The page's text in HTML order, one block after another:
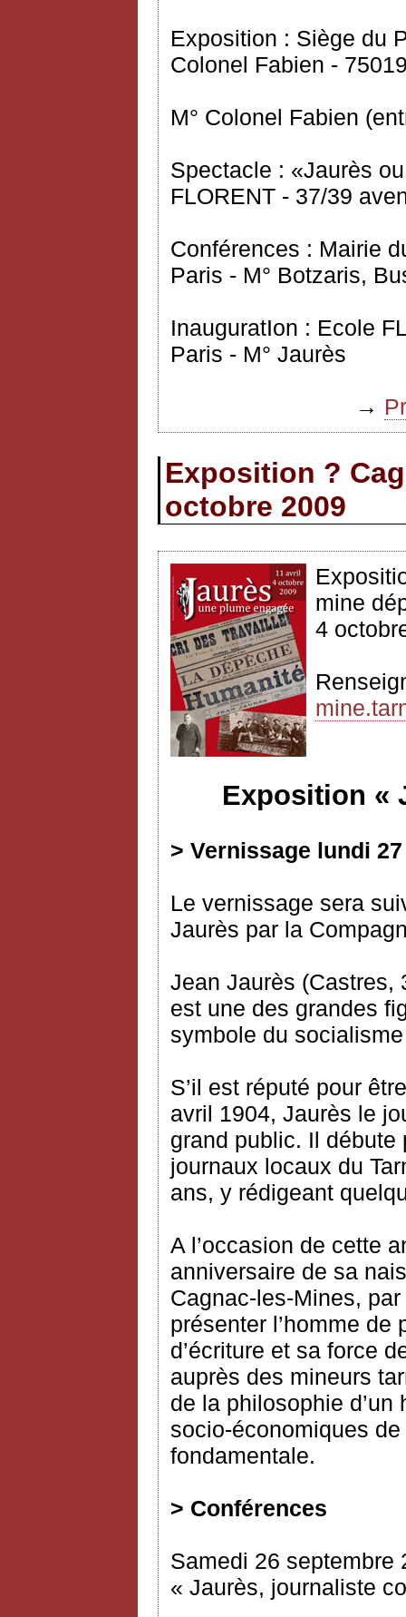
Exposition : Siège du
Colonel Fabien -
M° Colonel Fabien
Spectacle : «Jaurès
FLORENT - 37/39
Conférences : Mairie
Paris - M° Botzaris,
InauguratIon : Ecole
Paris - M° Jaurès
→
Exposition ?
octobre 2009
mine
4
Exposition «
> Vernissage lundi
Le vernissage sera
Jaurès par la
Jean Jaurès (Castres,
est une des grandes
symbole du
S’il est réputé pour
avril 1904, Jaurès le
grand public. Il
journaux locaux du
ans, y rédigeant
A l’occasion de cette
anniversaire de sa
Cagnac-les-Mines,
présenter l’homme
d’écriture et sa force
auprès des mineurs
de la philosophie
socio-économiques
fondamentale.
> Conférences
Samedi 26 septembre
« Jaurès, journaliste